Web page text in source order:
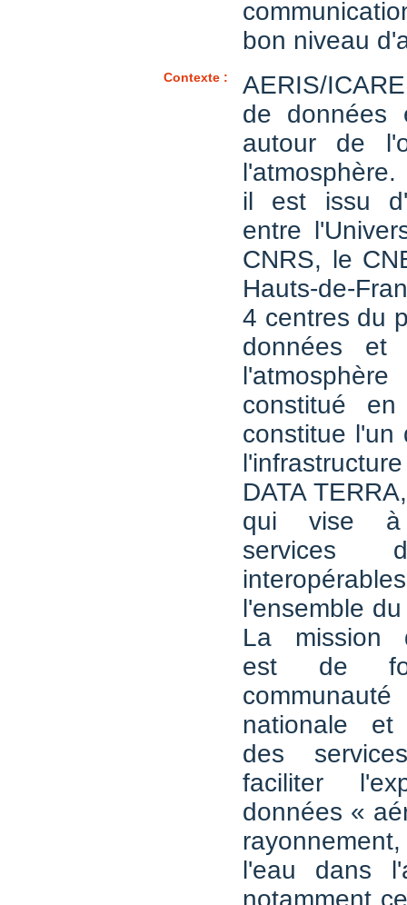
bon niveau
Contexte :
AERIS/
de données
autour de
il est issu
entre
CNRS, le
Hauts-de-
4 centres du
données et
constitué
constitue l'un
DATA
qui vise à
services
l'ensemble
La mission
est de
nationale et
des
faciliter
données «
l'eau dans
notamment